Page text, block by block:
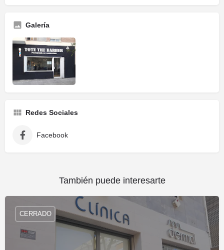
Galería
Redes Sociales
Facebook
También puede interesarte
CERRADO